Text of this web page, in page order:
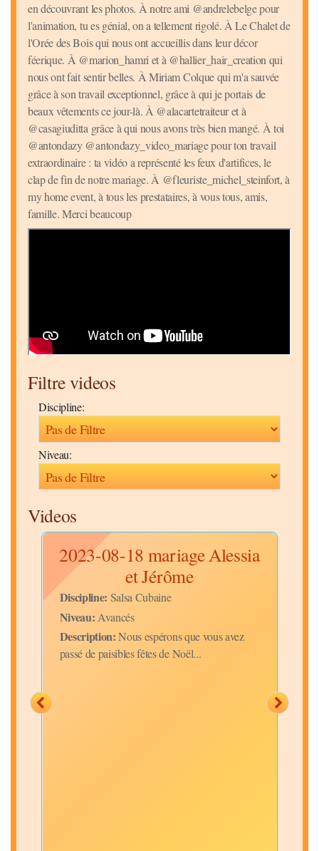
en découvrant les photos. À notre ami @andrelebelge pour
l'animation, tu es génial, on a tellement rigolé. À Le Chalet de
l'Orée des Bois qui nous ont accueillis dans leur décor
féerique. À @marion_hamri et à @hallier_hair_creation qui
nous ont fait sentir belles. À Miriam Colque qui m'a sauvée
grâce à son travail exceptionnel, grâce à qui je portais de
beaux vêtements ce jour-là. À @alacartetraiteur et à
@casagiuditta grâce à qui nous avons très bien mangé. À toi
@antondazy @antondazy_video_mariage pour ton travail
extraordinaire : ta vidéo a représenté les feux d'artifices, le
clap de fin de notre mariage. À @fleuriste_michel_steinfort, à
my home event, à tous les prestataires, à vous tous, amis,
famille. Merci beaucoup
Filtre videos
Discipline:
Niveau:
Videos
2023-08-18 mariage Alessia
et Jérôme
Discipline: Salsa Cubaine
Niveau: Avancés
Description:Nous espérons que vous avez
passé de paisibles fêtes de Noël...